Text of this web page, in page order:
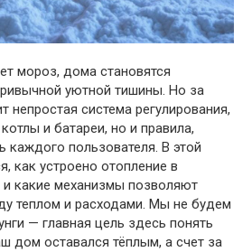
мороз, дома становятся
уютной тишины. Но за
непростая система регулирования,
и батареи, но и правила,
каждого пользователя. В этой
как устроено отопление в
какие механизмы позволяют
теплом и расходами. Мы не будем
— главная цель здесь понять
дом оставался тёплым, а счет за